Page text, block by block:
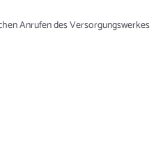
Anrufen des Versorgungswerkes